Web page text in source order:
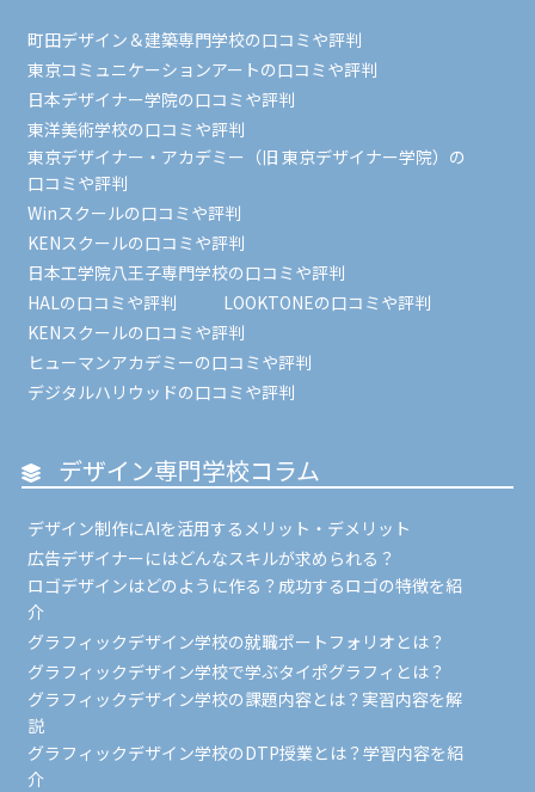
町田デザイン＆建築専門学校の口コミや評判
東京コミュニケーションアートの口コミや評判
日本デザイナー学院の口コミや評判
東洋美術学校の口コミや評判
東京デザイナー・アカデミー（旧 東京デザイナー学院）の
口コミや評判
Winスクールの口コミや評判
KENスクールの口コミや評判
日本工学院八王子専門学校の口コミや評判
HALの口コミや評判
LOOKTONEの口コミや評判
KENスクールの口コミや評判
ヒューマンアカデミーの口コミや評判
デジタルハリウッドの口コミや評判
デザイン専門学校コラム
デザイン制作にAIを活用するメリット・デメリット
広告デザイナーにはどんなスキルが求められる？
ロゴデザインはどのように作る？成功するロゴの特徴を紹
介
グラフィックデザイン学校の就職ポートフォリオとは？
グラフィックデザイン学校で学ぶタイポグラフィとは？
グラフィックデザイン学校の課題内容とは？実習内容を解
説
グラフィックデザイン学校のDTP授業とは？学習内容を紹
介